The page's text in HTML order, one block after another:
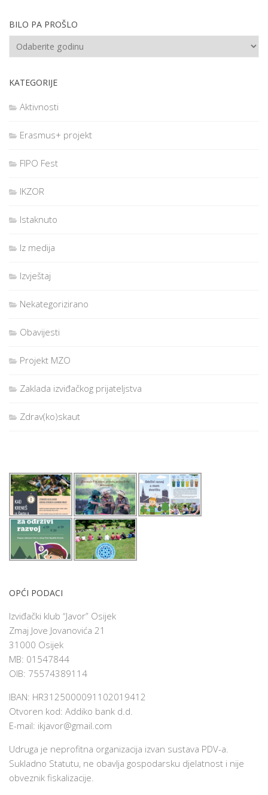
BILO PA PROŠLO
KATEGORIJE
Aktivnosti
Erasmus+ projekt
FIPO Fest
IKZOR
Istaknuto
Iz medija
Izvještaj
Nekategorizirano
Obavijesti
Projekt MZO
Zaklada izviđačkog prijateljstva
Zdrav(ko)skaut
OPĆI PODACI
Izviđački klub “Javor” Osijek
Zmaj Jove Jovanovića 21
31000 Osijek
MB: 01547844
OIB: 75574389114
IBAN: HR3125000091102019412
Otvoren kod: Addiko bank d.d.
E-mail: ikjavor@gmail.com
Udruga je neprofitna organizacija izvan sustava PDV-a.
Sukladno Statutu, ne obavlja gospodarsku djelatnost i nije
obveznik fiskalizacije.